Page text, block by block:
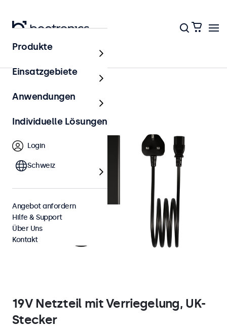
19V Netzteil mit Verriegelung, UK-
Stecker
Produkte
Einsatzgebiete
Anwendungen
Individuelle Lösungen
Login
Schweiz
Angebot anfordern
Hilfe & Support
Über Uns
Kontakt